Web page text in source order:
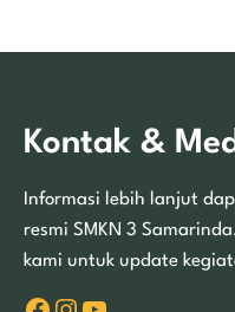
Kontak &
Informasi lebih lanjut
resmi SMKN 3
kami untuk update